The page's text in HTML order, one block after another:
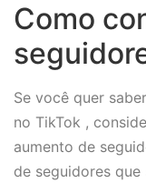
Como
Se você quer
no TikTok ,
aumento de
de seguidores